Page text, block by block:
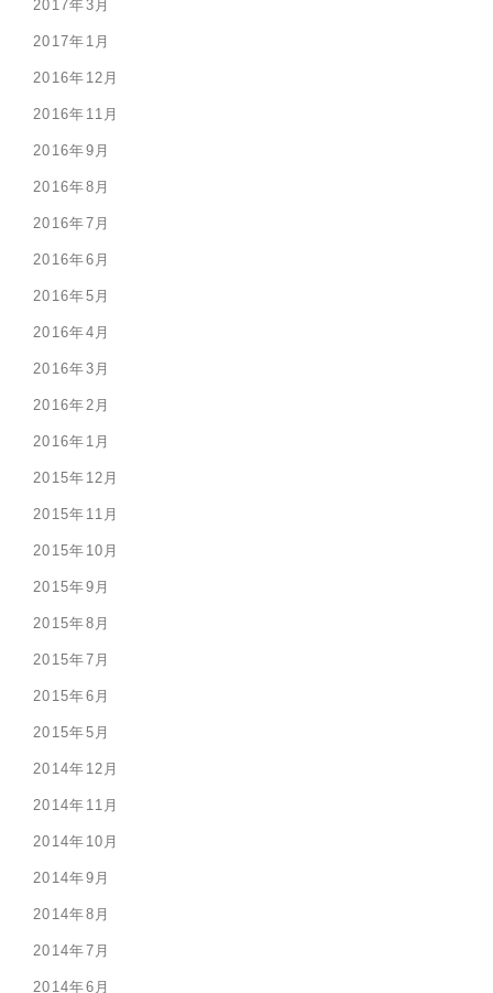
2017年3月
2017年1月
2016年12月
2016年11月
2016年9月
2016年8月
2016年7月
2016年6月
2016年5月
2016年4月
2016年3月
2016年2月
2016年1月
2015年12月
2015年11月
2015年10月
2015年9月
2015年8月
2015年7月
2015年6月
2015年5月
2014年12月
2014年11月
2014年10月
2014年9月
2014年8月
2014年7月
2014年6月